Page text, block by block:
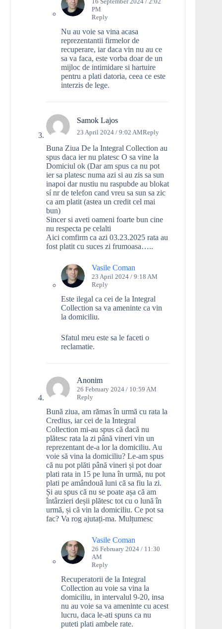
PM
Reply
Nu au voie sa vina acasa
reprezentantii firmelor de
recuperare, iar daca vin nu au ce
sa va faca, este vorba doar de un
mijloc de intimidare si hartuire
pentru a plati datoria, ceea ce este
interzis de lege.
Samok Lajos
23 April 2024 / 9:02 AMReply
Buna Ziua De la Integral Collection au
spus daca ier nu platesc O sa vine la
Domiciul ok (Dar am spus ca nu pot
ier sa platesc numa azi si au zis sa sun
inapoi dar nustiu nu raspubde au blokat
sí nr de telefon cand vreu sa sun sa zic
ca am platit (astea un credit cel mai
bun)
Sincer si aveti oameni foarte bun cine
nu respecta pe celalti
Aici comfirm ca azi 03.23.2025 rata au
fost platit cu suces zi frumoasa…..
Vasile Coman
23 April 2024 / 9:18 AM
Reply
Este ilegal ca cei de la Integral
Collection sa va ameninte ca vin
la domiciliu.
Sfatul meu este sa le faceti o
reclamatie.
Anonim
26 February 2024 / 10:59 AM
Reply
Bună ziua, am rămas în urmă cu rata la
Credius, iar cei de la Integral
Collection mi-au spus că dacă nu
plătesc rata la zi până vineri vin un
reprezentant de-a lor la domiciliu. Au
voie să vina la domiciliu? Le-am spus
că nu pot plăti până vineri și pot doar
plati rata in 15 pe luna în urmă, nu pot
plati pe amândouă luni că sa fiu la zi.
Și au spus că nu se poate așa că am
întârzieri deșii plătesc tot cu o lună în
urmă, și că vin la domiciliu. Ce pot sa
fac? Va rog ajutați-ma. Mulțumesc
Vasile Coman
26 February 2024 / 11:30
AM
Reply
Recuperatorii de la Integral
Collection au voie sa vina la
domiciliu, in intervalul 9-20, insa
nu au voie sa va ameninte cu acest
lucru, daca le-ati spuns ca nu
puteti plati ambele rate.